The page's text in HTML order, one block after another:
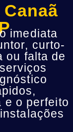
imediata
curto-
ou falta de
e o perfeito